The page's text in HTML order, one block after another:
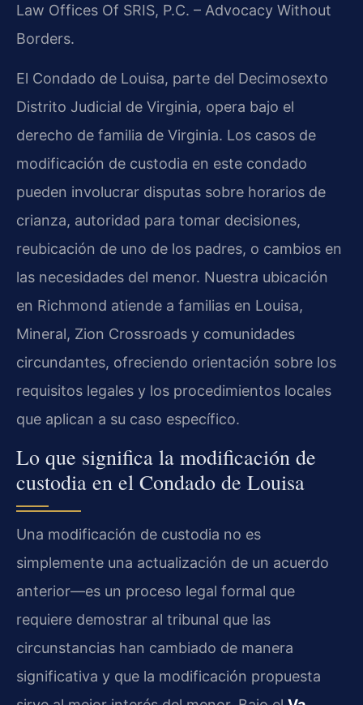
Law Offices Of SRIS, P.C. – Advocacy Without
Borders.
El Condado de Louisa, parte del Decimosexto
Distrito Judicial de Virginia, opera bajo el
derecho de familia de Virginia. Los casos de
modificación de custodia en este condado
pueden involucrar disputas sobre horarios de
crianza, autoridad para tomar decisiones,
reubicación de uno de los padres, o cambios en
las necesidades del menor. Nuestra ubicación
en Richmond atiende a familias en Louisa,
Mineral, Zion Crossroads y comunidades
circundantes, ofreciendo orientación sobre los
requisitos legales y los procedimientos locales
que aplican a su caso específico.
Lo que significa la modificación de
custodia en el Condado de Louisa
Una modificación de custodia no es
simplemente una actualización de un acuerdo
anterior—es un proceso legal formal que
requiere demostrar al tribunal que las
circunstancias han cambiado de manera
significativa y que la modificación propuesta